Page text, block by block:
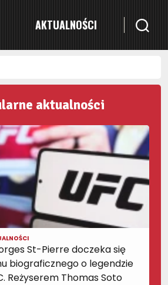
AKTUALNOŚCI
aktualności
St-Pierre doczeka się
biograficznego o legendzie
Reżyserem Thomas Soto